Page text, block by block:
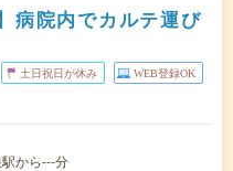
病院内でカルテ運び
土日祝日が休み WEB登録OK
から---分